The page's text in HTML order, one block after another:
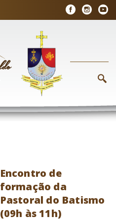
Encontro de
formação da
Pastoral do Batismo
(09h às 11h)